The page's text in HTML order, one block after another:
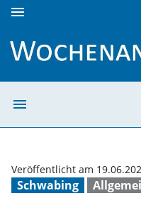
menu
menu
Schwabing
Veröffentlicht am